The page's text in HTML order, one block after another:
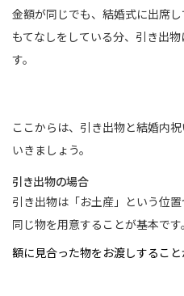
金額が同じでも、結婚式に出席
もてなしをしている分、引き出
す。
ここからは、引き出物と結婚内
いきましょう。
引き出物の場合
引き出物は「お土産」という位
同じ物を用意することが基本です。
額に見合った物をお渡しすること